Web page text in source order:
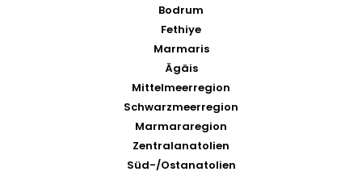
Bodrum
Fethiye
Marmaris
Ägäis
Mittelmeerregion
Schwarzmeerregion
Marmararegion
Zentralanatolien
Süd-/Ostanatolien